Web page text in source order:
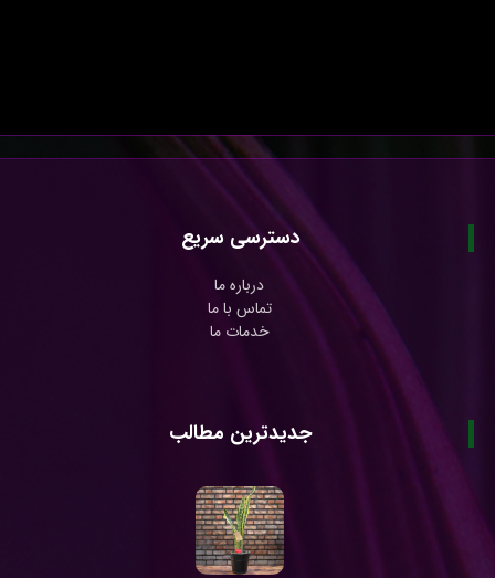
دسترسی سریع
درباره ما
تماس با ما
خدمات ما
جدیدترین مطالب